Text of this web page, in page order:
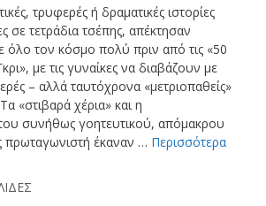
τρυφερές ή δραματικές ιστορίες
σε τετράδια τσέπης, απέκτησαν
όλο τον κόσμο πολύ πριν από τις «50
με τις γυναίκες να διαβάζουν με
– αλλά ταυτόχρονα «μετριοπαθείς»
«στιβαρά χέρια» και η
συνήθως γοητευτικού, απόμακρου
πρωταγωνιστή έκαναν … Περισσότερα